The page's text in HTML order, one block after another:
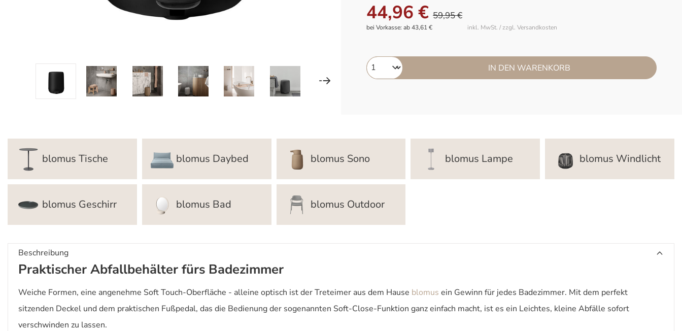
44,96 € 59,95 €
inkl. MwSt. / zzgl. Versandkosten
bei Vorkasse: ab 43,61 €
IN DEN WARENKORB
blomus Tische blomus Daybed blomus Sono blomus Lampe blomus Windlicht
blomus Geschirr blomus Bad blomus Outdoor
Beschreibung
Praktischer Abfallbehälter fürs Badezimmer
Weiche Formen, eine angenehme Soft Touch-Oberfläche - alleine optisch ist der Treteimer aus dem Hause blomus ein Gewinn für jedes Badezimmer. Mit dem perfekt
sitzenden Deckel und dem praktischen Fußpedal, das die Bedienung der sogenannten Soft-Close-Funktion ganz einfach macht, ist es ein Leichtes, kleine Abfälle sofort
verschwinden zu lassen.